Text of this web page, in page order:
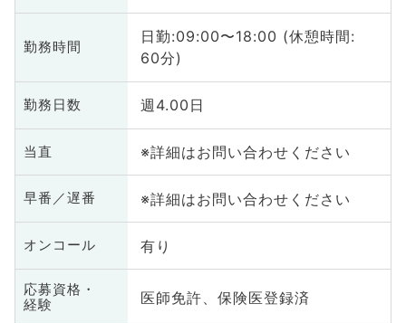
勤務時間
日勤:09:00〜18:00 (休憩時間:
60分)
勤務日数 週4.00日
当直 ※詳細はお問い合わせください
早番／遅番 ※詳細はお問い合わせください
オンコール 有り
応募資格・
経験
医師免許、保険医登録済